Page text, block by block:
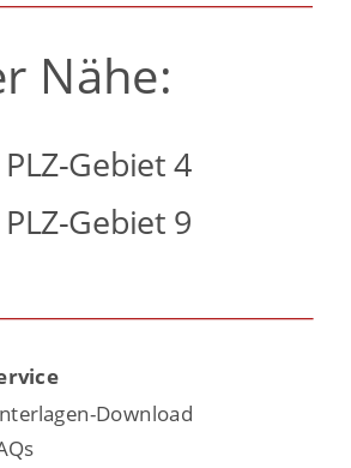
Nähe:
PLZ-Gebiet 9
PLZ-Gebiet 4
Download